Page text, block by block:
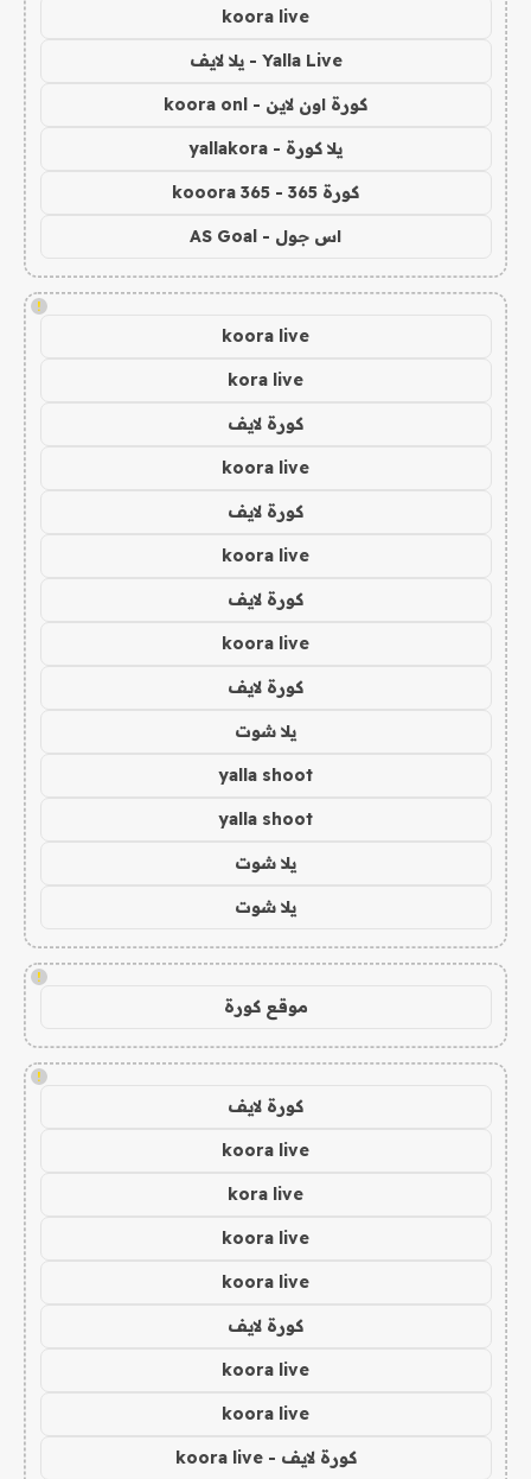
koora live
Yalla Live - يلا لايف
كورة اون لاين - koora onl
يلا كورة - yallakora
كورة 365 - kooora 365
اس جول - AS Goal
!
koora live
kora live
كورة لايف
koora live
كورة لايف
koora live
كورة لايف
koora live
كورة لايف
يلا شوت
yalla shoot
yalla shoot
يلا شوت
يلا شوت
!
موقع كورة
!
كورة لايف
koora live
kora live
koora live
koora live
كورة لايف
koora live
koora live
كورة لايف - koora live